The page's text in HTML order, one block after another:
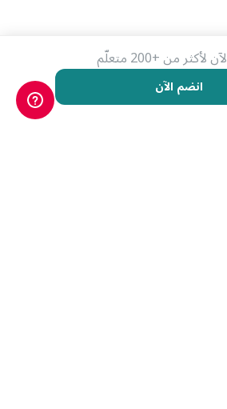
من +200 متعلّم
انضم الآن